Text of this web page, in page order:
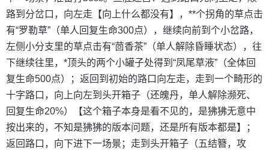
路到分岔口，向左走【向上什么都没有】，**个拐角的草点击
有“罗勒草”（单人回复生命300点），继续向前到个小岔路，
左侧小分支里的草点击有“茴香茶”（单人解除昏睡状态），往
下继续往里，*顶头的两个小罐子处得到“凤尾草液”（全体回
复生命500点）；返回到初始的路口向左走，走到一个畸形的
十字路口，向上向左到头开箱子（还魄丹，单人解除濒死、
回复生命20%）【这个箱子本身是看不见的，是狒狒无意中
按出来的，不知是狒狒的版本问题，还是所有版本都是】；
返回路口，向下进下一场景；走到头开箱子（五结簪，攻